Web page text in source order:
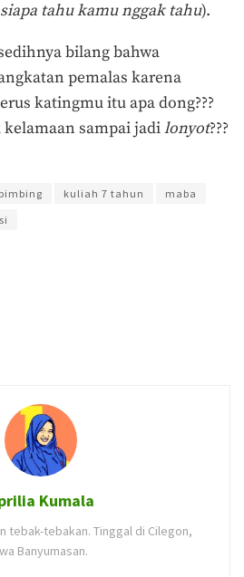
tahu kamu nggak tahu).
bilang bahwa
pemalas karena
katingmu itu apa dong???
sampai jadilonyot???
kuliah 7 tahun
maba
Kumala
tebak-tebakan. Tinggal di Cilegon,
Banyumasan.